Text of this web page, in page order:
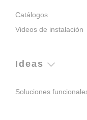
Catálogos
Videos de instalación
Ideas
Soluciones